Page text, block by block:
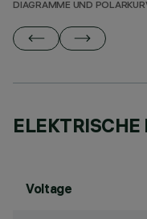
DIAGRAMME UND
ELEKTRISCHE
Voltage